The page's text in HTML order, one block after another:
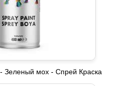
Зеленый мох - Спрей Краска